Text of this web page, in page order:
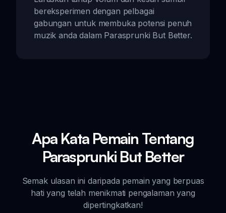
bereksperimen dengan pelbagai
gabungan untuk membuka potensi penuh
muzik anda dalam Parasprunki But Better.
Apa Kata Pemain Tentang
Parasprunki But Better
Semak ulasan ini daripada pemain yang berpuas
hati yang telah menikmati pengalaman yang
dipertingkatkan!